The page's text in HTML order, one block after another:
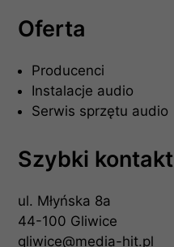
Oferta
Producenci
Instalacje audio
Serwis sprzętu audio
Szybki kontakt
ul. Młyńska 8a
44-100 Gliwice
gliwice@media-hit.pl